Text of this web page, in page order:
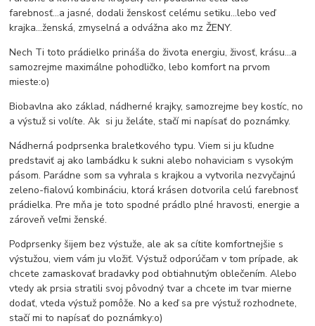
farebnosť...a jasné, dodali ženskosť celému setiku...lebo veď
krajka...ženská, zmyselná a odvážna ako mz ŽENY.
Nech Ti toto prádielko prináša do života energiu, živosť, krásu...a
samozrejme maximálne pohodličko, lebo komfort na prvom
mieste:o)
Biobavlna ako základ, nádherné krajky, samozrejme bey kostíc, no
a výstuž si volíte. Ak si ju želáte, stačí mi napísať do poznámky.
Nádherná podprsenka braletkového typu. Viem si ju kľudne
predstaviť aj ako lambádku k sukni alebo nohaviciam s vysokým
pásom. Parádne som sa vyhrala s krajkou a vytvorila nezvyčajnú
zeleno-fialovú kombináciu, ktorá krásen dotvorila celú farebnosť
prádielka. Pre mňa je toto spodné prádlo plné hravosti, energie a
zároveň veľmi ženské.
Podprsenky šijem bez výstuže, ale ak sa cítite komfortnejšie s
výstužou, viem vám ju vložiť. Výstuž odporúčam v tom prípade, ak
chcete zamaskovať bradavky pod obtiahnutým oblečením. Alebo
vtedy ak prsia stratili svoj pôvodný tvar a chcete im tvar mierne
dodať, vteda výstuž pomôže. No a keď sa pre výstuž rozhodnete,
stačí mi to napísať do poznámky:o)